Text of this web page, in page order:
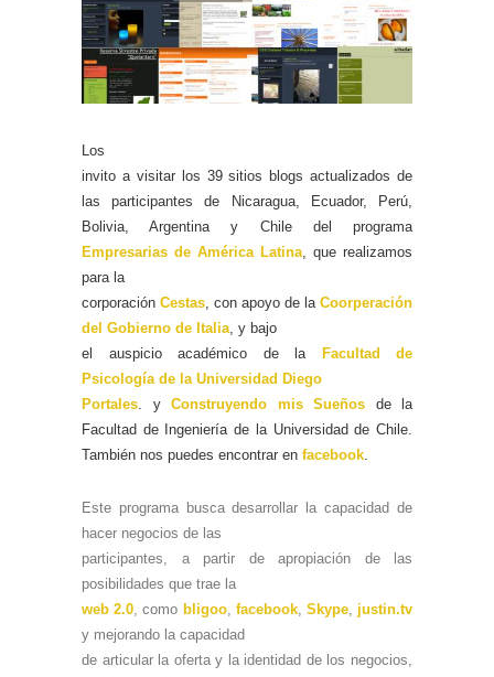
Los
invito a visitar los 39 sitios blogs actualizados de
las participantes de Nicaragua, Ecuador, Perú,
Bolivia, Argentina y Chile del programa
Empresarias de América Latina, que realizamos
para la
corporación Cestas, con apoyo de la Coorperación
del Gobierno de Italia, y bajo
el auspicio académico de la
Facultad de
Psicología de la Universidad Diego
Portales. y Construyendo mis Sueños de la
Facultad de Ingeniería de la Universidad de Chile.
También nos puedes encontrar en facebook.
Este programa busca desarrollar la capacidad de
hacer negocios de las
participantes, a partir de apropiación de las
posibilidades que trae la
web 2.0, como bligoo, facebook, Skype, justin.tv
y mejorando la capacidad
de articular la oferta y la identidad de los negocios,